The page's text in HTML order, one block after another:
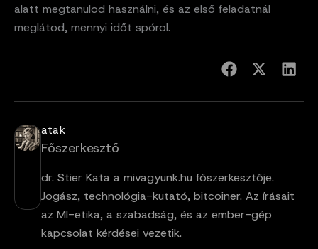
alatt megtanulod használni, és az első feladatnál
meglátod, mennyi időt spórol.
atak
Főszerkesztő
dr. Stier Kata a mivagyunk.hu főszerkesztője.
Jogász, technológia-kutató, bitcoiner. Az írásait
az MI-etika, a szabadság, és az ember-gép
kapcsolat kérdései vezetik.